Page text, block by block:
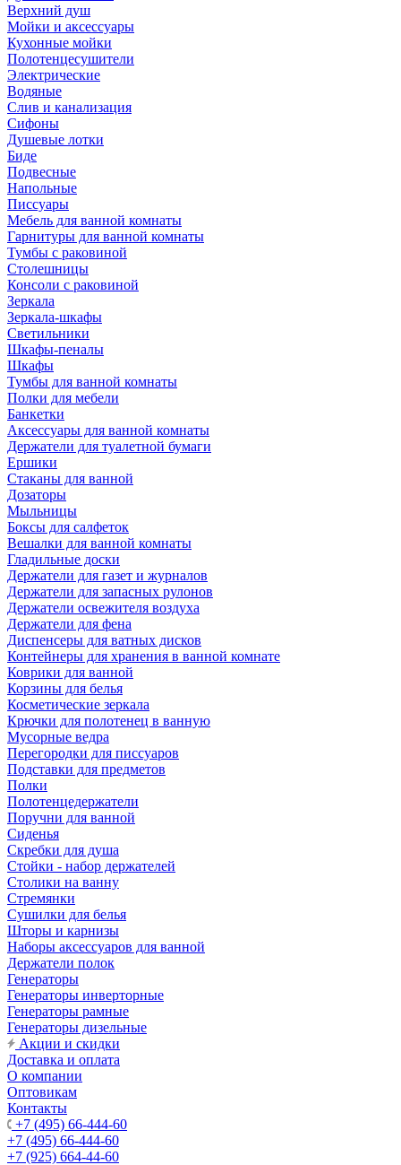
Верхний душ
Мойки и аксессуары
Кухонные мойки
Полотенцесушители
Электрические
Водяные
Слив и канализация
Сифоны
Душевые лотки
Биде
Подвесные
Напольные
Писсуары
Мебель для ванной комнаты
Гарнитуры для ванной комнаты
Тумбы с раковиной
Столешницы
Консоли с раковиной
Зеркала
Зеркала-шкафы
Светильники
Шкафы-пеналы
Шкафы
Тумбы для ванной комнаты
Полки для мебели
Банкетки
Аксессуары для ванной комнаты
Держатели для туалетной бумаги
Ершики
Стаканы для ванной
Дозаторы
Мыльницы
Боксы для салфеток
Вешалки для ванной комнаты
Гладильные доски
Держатели для газет и журналов
Держатели для запасных рулонов
Держатели освежителя воздуха
Держатели для фена
Диспенсеры для ватных дисков
Контейнеры для хранения в ванной комнате
Коврики для ванной
Корзины для белья
Косметические зеркала
Крючки для полотенец в ванную
Мусорные ведра
Перегородки для писсуаров
Подставки для предметов
Полки
Полотенцедержатели
Поручни для ванной
Сиденья
Скребки для душа
Стойки - набор держателей
Столики на ванну
Стремянки
Сушилки для белья
Шторы и карнизы
Наборы аксессуаров для ванной
Держатели полок
Генераторы
Генераторы инверторные
Генераторы рамные
Генераторы дизельные
Акции и скидки
Доставка и оплата
О компании
Оптовикам
Контакты
+7 (495) 66-444-60
+7 (495) 66-444-60
+7 (925) 664-44-60